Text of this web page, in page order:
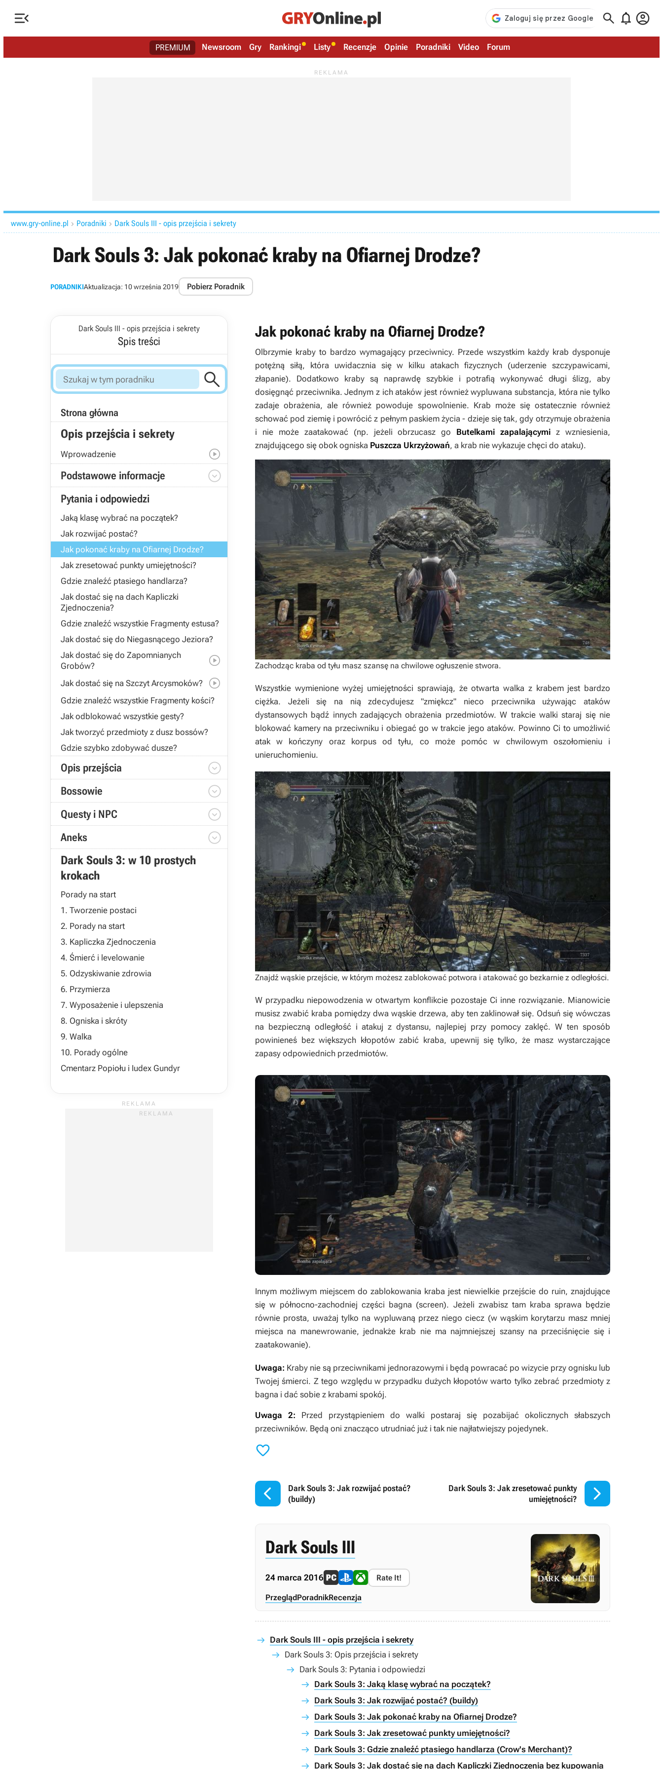
   
PREMIUM Newsroom Gry Rankingi Listy Recenzje Opinie Poradniki Video Forum
www.gry-online.pl  Poradniki  Dark Souls III - opis przejścia i sekrety
Dark Souls 3: Jak pokonać kraby na Ofiarnej Drodze?
PORADNIKIAktualizacja: 10 września 2019 Pobierz Poradnik
Dark Souls III - opis przejścia i sekrety
Spis treści

Strona główna
Opis przejścia i sekrety
Wprowadzenie 
Podstawowe informacje 
Pytania i odpowiedzi
Jaką klasę wybrać na początek?
Jak rozwijać postać?
Jak pokonać kraby na Ofiarnej Drodze?
Jak zresetować punkty umiejętności?
Gdzie znaleźć ptasiego handlarza?
Jak dostać się na dach Kapliczki
Zjednoczenia?
Gdzie znaleźć wszystkie Fragmenty estusa?
Jak dostać się do Niegasnącego Jeziora?
Jak dostać się do Zapomnianych
Grobów?

Jak dostać się na Szczyt Arcysmoków? 
Gdzie znaleźć wszystkie Fragmenty kości?
Jak odblokować wszystkie gesty?
Jak tworzyć przedmioty z dusz bossów?
Gdzie szybko zdobywać dusze?
Opis przejścia 
Bossowie 
Questy i NPC 
Aneks 
Dark Souls 3: w 10 prostych
krokach
Porady na start
1. Tworzenie postaci
2. Porady na start
3. Kapliczka Zjednoczenia
4. Śmierć i levelowanie
5. Odzyskiwanie zdrowia
6. Przymierza
7. Wyposażenie i ulepszenia
8. Ogniska i skróty
9. Walka
10. Porady ogólne
Cmentarz Popiołu i Iudex Gundyr
Jak pokonać kraby na Ofiarnej Drodze?
Olbrzymie kraby to bardzo wymagający przeciwnicy. Przede wszystkim każdy krab dysponuje
potężną siłą, która uwidacznia się w kilku atakach fizycznych (uderzenie szczypawicami,
złapanie). Dodatkowo kraby są naprawdę szybkie i potrafią wykonywać długi ślizg, aby
dosięgnąć przeciwnika. Jednym z ich ataków jest również wypluwana substancja, która nie tylko
zadaje obrażenia, ale również powoduje spowolnienie. Krab może się ostatecznie również
schować pod ziemię i powrócić z pełnym paskiem życia - dzieje się tak, gdy otrzymuje obrażenia
i nie może zaatakować (np. jeżeli obrzucasz go Butelkami zapalającymi z wzniesienia,
znajdującego się obok ogniska Puszcza Ukrzyżowań, a krab nie wykazuje chęci do ataku).
Zachodząc kraba od tyłu masz szansę na chwilowe ogłuszenie stwora.
Wszystkie wymienione wyżej umiejętności sprawiają, że otwarta walka z krabem jest bardzo
ciężka. Jeżeli się na nią zdecydujesz "zmiękcz" nieco przeciwnika używając ataków
dystansowych bądź innych zadających obrażenia przedmiotów. W trakcie walki staraj się nie
blokować kamery na przeciwniku i obiegać go w trakcie jego ataków. Powinno Ci to umożliwić
atak w kończyny oraz korpus od tyłu, co może pomóc w chwilowym oszołomieniu i
unieruchomieniu.
Znajdź wąskie przejście, w którym możesz zablokować potwora i atakować go bezkarnie z odległości.
W przypadku niepowodzenia w otwartym konflikcie pozostaje Ci inne rozwiązanie. Mianowicie
musisz zwabić kraba pomiędzy dwa wąskie drzewa, aby ten zaklinował się. Odsuń się wówczas
na bezpieczną odległość i atakuj z dystansu, najlepiej przy pomocy zaklęć. W ten sposób
powinieneś bez większych kłopotów zabić kraba, upewnij się tylko, że masz wystarczające
zapasy odpowiednich przedmiotów.
Innym możliwym miejscem do zablokowania kraba jest niewielkie przejście do ruin, znajdujące
się w północno-zachodniej części bagna (screen). Jeżeli zwabisz tam kraba sprawa będzie
równie prosta, uważaj tylko na wypluwaną przez niego ciecz (w wąskim korytarzu masz mniej
miejsca na manewrowanie, jednakże krab nie ma najmniejszej szansy na przeciśnięcie się i
zaatakowanie).
Uwaga: Kraby nie są przeciwnikami jednorazowymi i będą powracać po wizycie przy ognisku lub
Twojej śmierci. Z tego względu w przypadku dużych kłopotów warto tylko zebrać przedmioty z
bagna i dać sobie z krabami spokój.
Uwaga 2: Przed przystąpieniem do walki postaraj się pozabijać okolicznych słabszych
przeciwników. Będą oni znacząco utrudniać już i tak nie najłatwiejszy pojedynek.


Dark Souls 3: Jak rozwijać postać?
(buildy)
Dark Souls 3: Jak zresetować punkty
umiejętności?

Dark Souls III
24 marca 2016 Rate It!
PrzeglądPoradnikRecenzja
Dark Souls III - opis przejścia i sekrety
Dark Souls 3: Opis przejścia i sekrety
Dark Souls 3: Pytania i odpowiedzi
Dark Souls 3: Jaką klasę wybrać na początek?
Dark Souls 3: Jak rozwijać postać? (buildy)
Dark Souls 3: Jak pokonać kraby na Ofiarnej Drodze?
Dark Souls 3: Jak zresetować punkty umiejętności?
Dark Souls 3: Gdzie znaleźć ptasiego handlarza (Crow's Merchant)?
Dark Souls 3: Jak dostać się na dach Kapliczki Zjednoczenia bez kupowania